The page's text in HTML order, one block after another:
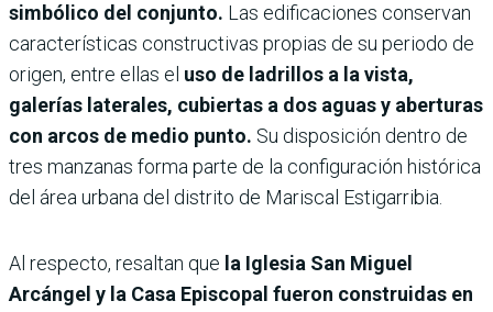
simbólico del conjunto. Las edificaciones conservan
características constructivas propias de su periodo de
origen, entre ellas el uso de ladrillos a la vista,
galerías laterales, cubiertas a dos aguas y aberturas
con arcos de medio punto. Su disposición dentro de
tres manzanas forma parte de la configuración histórica
del área urbana del distrito de Mariscal Estigarribia.
Al respecto, resaltan que la Iglesia San Miguel
Arcángel y la Casa Episcopal fueron construidas en